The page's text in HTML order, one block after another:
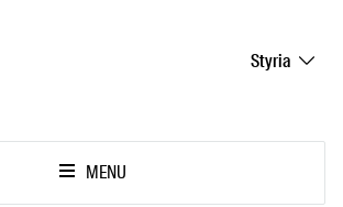
Styria
MENU